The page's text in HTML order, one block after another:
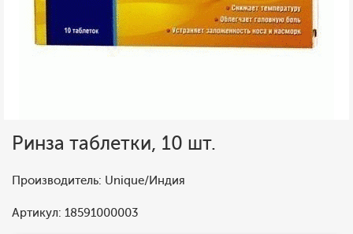
Ринза таблетки, 10 шт.
Производитель: Unique/Индия
Артикул: 18591000003